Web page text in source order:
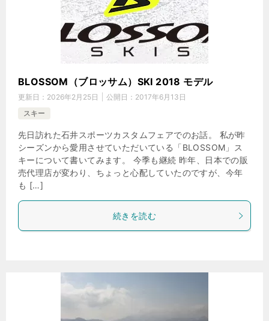
BLOSSOM（ブロッサム）SKI 2018 モデル
更新日： 2026年2月25日 公開日： 2017年6月13日
スキー
先日訪れた石井スポーツカスタムフェアでのお話。 私が昨
シーズンから愛用させていただいている「BLOSSOM」ス
キーについて書いてみます。 今季も継続 昨年、日本での販
売代理店が変わり、ちょっと心配していたのですが、今年
も […]
続きを読む